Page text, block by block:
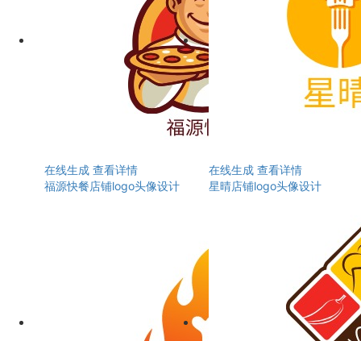
在线生成 查看详情
福源快餐店铺logo头像设计
在线生成 查看详情
星晴店铺logo头像设计